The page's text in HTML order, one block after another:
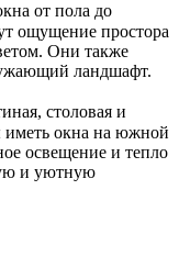
от пола до
ощущение простора
Они также
ландшафт.
столовая и
окна на южной
освещение и тепло
и уютную